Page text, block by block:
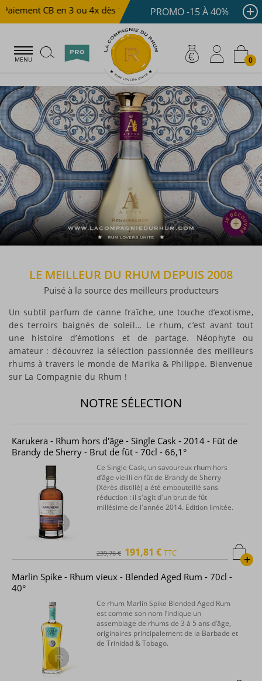
CB en 3 ou 4x dès 100 € Livraison offerte dès
PROMO -15 À 40%
MENU 0
LE MEILLEUR DU RHUM DEPUIS 2008
Puisé à la source des meilleurs producteurs
Un subtil parfum de canne fraîche, une touche d’exotisme,
des terroirs baignés de soleil… Le rhum, c’est avant tout
une histoire d’émotions et de partage. Néophyte ou
amateur : découvrez la sélection passionnée des meilleurs
rhums à travers le monde de Marika & Philippe. Bienvenue
sur La Compagnie du Rhum !
NOTRE SÉLECTION
Karukera - Rhum hors d'âge - Single Cask - 2014 - Fût de
Brandy de Sherry - Brut de fût - 70cl - 66,1°
Ce Single Cask, un savoureux rhum hors
d’âge vieilli en fût de Brandy de Sherry
(Xérès distillé) a été embouteillé sans
réduction : il s'agit d'un brut de fût
millésime de l'année 2014. Edition limitée.
+
239,76 € 191,81 € TTC
Marlin Spike - Rhum vieux - Blended Aged Rum - 70cl -
40°
Ce rhum Marlin Spike Blended Aged Rum
est comme son nom l’indique un
assemblage de rhums de 3 à 5 ans d’âge,
originaires principalement de la Barbade et
de Trinidad & Tobago.